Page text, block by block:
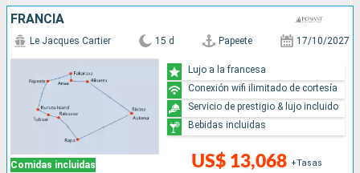
FRANCIA
Comidas incluidas
Le Jacques Cartier 15 d Papeete 17/10/2027
US$ 13,068 +Tasas
Lujo a la francesa
Conexión wifi ilimitado de cortesía
Servicio de prestigio & lujo incluido
Bebidas incluidas